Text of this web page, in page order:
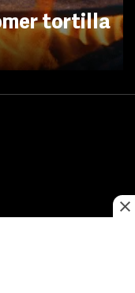
tortilla